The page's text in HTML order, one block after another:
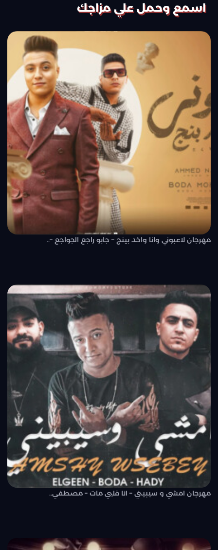
اسمع وحمل علي مزاجك
مهرجان لاعبوني وانا واخد بينج – جابو راجع الجواجع –..
مهرجان امشي و سيبيني – انا قلبي مات – مصطفي..